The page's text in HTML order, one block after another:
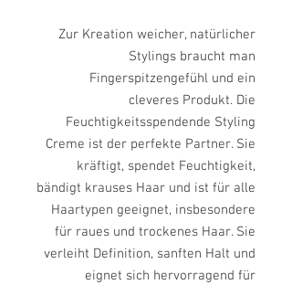
Zur Kreation weicher, natürlicher
Stylings braucht man
Fingerspitzengefühl und ein
cleveres Produkt. Die
Feuchtigkeitsspendende Styling
Creme ist der perfekte Partner. Sie
kräftigt, spendet Feuchtigkeit,
bändigt krauses Haar und ist für alle
Haartypen geeignet, insbesondere
für raues und trockenes Haar. Sie
verleiht Definition, sanften Halt und
eignet sich hervorragend für